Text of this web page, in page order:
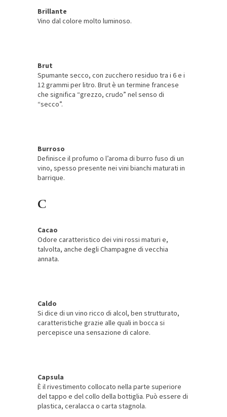
Brillante
Vino dal colore molto luminoso.
Brut
Spumante secco, con zucchero residuo tra i 6 e i
12 grammi per litro. Brut è un termine francese
che significa “grezzo, crudo” nel senso di
“secco”.
Burroso
Definisce il profumo o l’aroma di burro fuso di un
vino, spesso presente nei vini bianchi maturati in
barrique.
C
Cacao
Odore caratteristico dei vini rossi maturi e,
talvolta, anche degli Champagne di vecchia
annata.
Caldo
Si dice di un vino ricco di alcol, ben strutturato,
caratteristiche grazie alle quali in bocca si
percepisce una sensazione di calore.
Capsula
È il rivestimento collocato nella parte superiore
del tappo e del collo della bottiglia. Può essere di
plastica, ceralacca o carta stagnola.